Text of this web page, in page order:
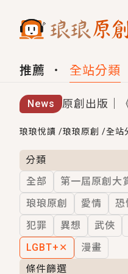
推薦 全站分類
News 原創出版｜
創,作家招募
小編心動
GL｜《夏日
BL｜《費洛
OMG你嚇到
言情｜《國
琅琅悅讀 /琅琅原創 /全站
分類
全部
第一屆原創大
琅琅原創
愛情
恐
犯罪
異想 武俠
LGBT+ ✕
漫畫
條件篩選